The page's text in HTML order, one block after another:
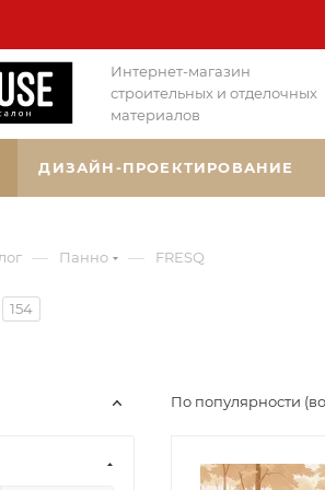
Интернет-магазин
строительных и отделочных
материалов
ДИЗАЙН-ПРОЕКТИРОВАНИЕ
— Паннo — FRESQ
154
По популярности